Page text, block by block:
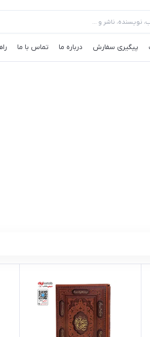
پیگیری سفارش درباره ما تماس با ما